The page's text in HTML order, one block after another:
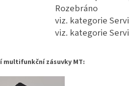
Rozebráno
viz. kategorie
viz. kategorie
zásuvky MT: